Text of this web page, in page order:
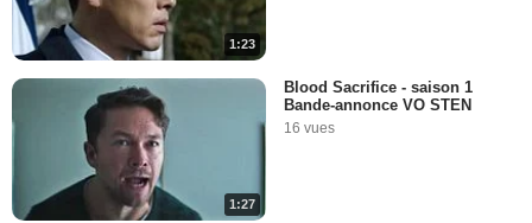
1:23
1:27
Blood Sacrifice - saison 1
Bande-annonce VO STEN
16 vues